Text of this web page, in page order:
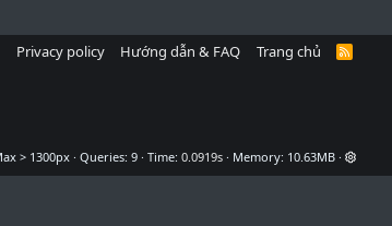
Privacy policy Hướng dẫn & FAQ Trang chủ
R
Queries 9 Time 0.0919s Memory 10.63MB